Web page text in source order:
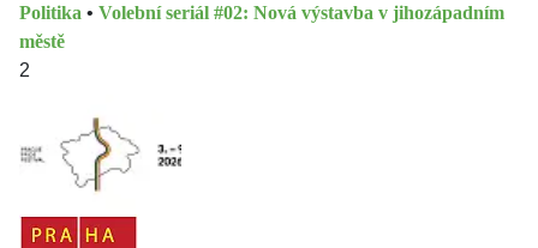
Politika • Volební seriál #02: Nová výstavba v jihozápadním
městě
2